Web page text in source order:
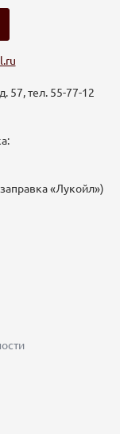
57, тел. 55-77-12
«Лукойл»)